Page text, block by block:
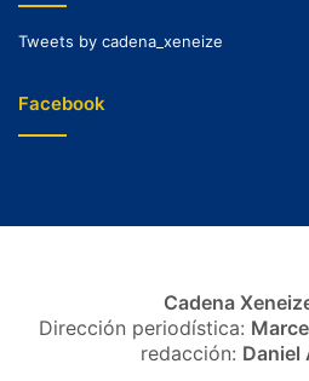
Tweets by cadena_xeneize
Facebook
Cadena
Dirección periodística:
redacción: Daniel